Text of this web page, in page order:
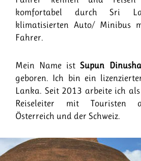
komfortabel durch Sri
klimatisierten Auto/ Minibus
Fahrer.
Mein Name istSupun Dinusha
geboren. Ich bin ein
Lanka. Seit 2013 arbeite ich
Reiseleiter mit Touristen
Österreich und der Schweiz.